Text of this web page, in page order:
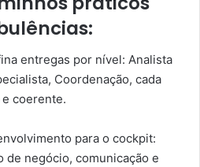
entregas por nível: Analista
Coordenação, cada
coerente.
para o cockpit:
de negócio, comunicação e